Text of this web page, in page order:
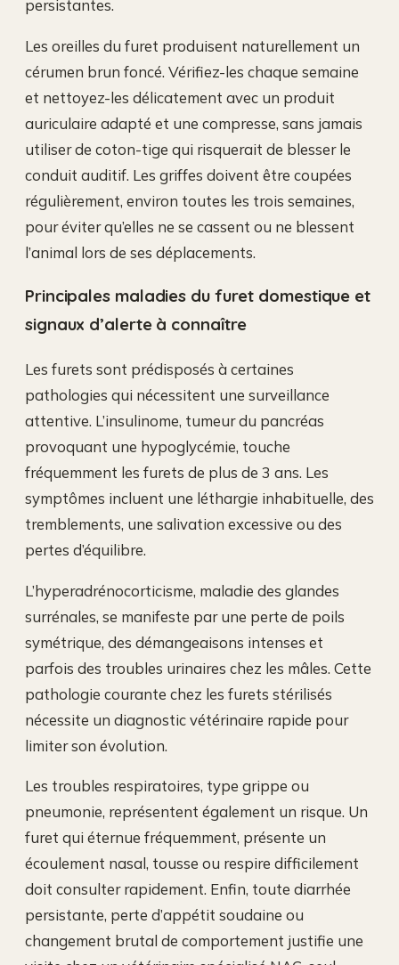
persistantes.
Les oreilles du furet produisent naturellement un
cérumen brun foncé. Vérifiez-les chaque semaine
et nettoyez-les délicatement avec un produit
auriculaire adapté et une compresse, sans jamais
utiliser de coton-tige qui risquerait de blesser le
conduit auditif. Les griffes doivent être coupées
régulièrement, environ toutes les trois semaines,
pour éviter qu’elles ne se cassent ou ne blessent
l’animal lors de ses déplacements.
Principales maladies du furet domestique et
signaux d’alerte à connaître
Les furets sont prédisposés à certaines
pathologies qui nécessitent une surveillance
attentive. L’insulinome, tumeur du pancréas
provoquant une hypoglycémie, touche
fréquemment les furets de plus de 3 ans. Les
symptômes incluent une léthargie inhabituelle, des
tremblements, une salivation excessive ou des
pertes d’équilibre.
L’hyperadrénocorticisme, maladie des glandes
surrénales, se manifeste par une perte de poils
symétrique, des démangeaisons intenses et
parfois des troubles urinaires chez les mâles. Cette
pathologie courante chez les furets stérilisés
nécessite un diagnostic vétérinaire rapide pour
limiter son évolution.
Les troubles respiratoires, type grippe ou
pneumonie, représentent également un risque. Un
furet qui éternue fréquemment, présente un
écoulement nasal, tousse ou respire difficilement
doit consulter rapidement. Enfin, toute diarrhée
persistante, perte d’appétit soudaine ou
changement brutal de comportement justifie une